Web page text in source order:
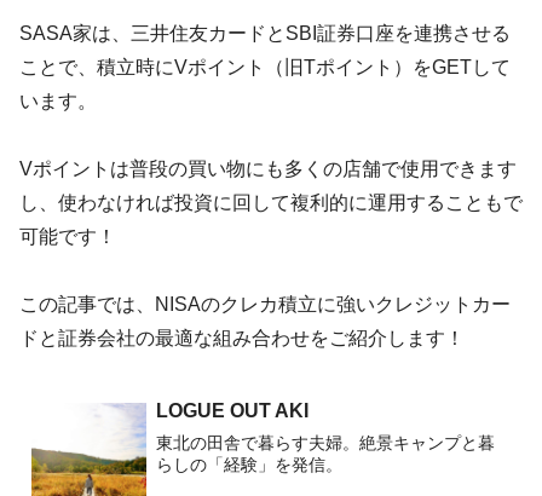
SASA家は、三井住友カードとSBI証券口座を連携させる
ことで、積立時にVポイント（旧Tポイント）をGETして
います。
Vポイントは普段の買い物にも多くの店舗で使用できます
し、使わなければ投資に回して複利的に運用することもで
可能です！
この記事では、NISAのクレカ積立に強いクレジットカー
ドと証券会社の最適な組み合わせをご紹介します！
LOGUE OUT AKI
東北の田舎で暮らす夫婦。絶景キャンプと暮
らしの「経験」を発信。